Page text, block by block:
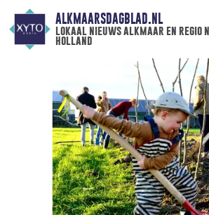
ALKMAARSDAGBLAD.NL
lokaal nieuws alkmaar en regio
holland